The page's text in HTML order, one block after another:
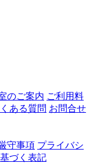
のご案内 ご利用料
ある質問 お問合せ
守事項 プライバシ
づく表記